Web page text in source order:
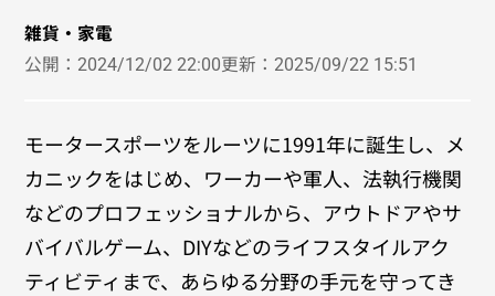
雑貨・家電
公開：2024/12/02 22:00更新：2025/09/22 15:51
モータースポーツをルーツに1991年に誕生し、メ
カニックをはじめ、ワーカーや軍人、法執行機関
などのプロフェッショナルから、アウトドアやサ
バイバルゲーム、DIYなどのライフスタイルアク
ティビティまで、あらゆる分野の手元を守ってき